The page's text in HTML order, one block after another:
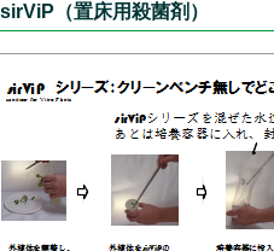
sirViP（置床用殺菌剤）